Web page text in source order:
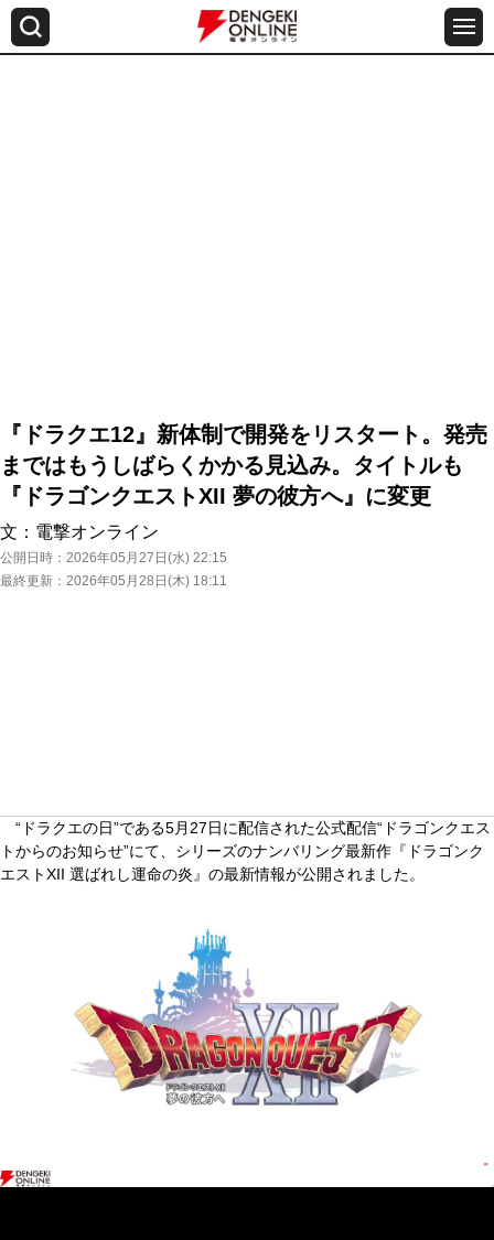
『ドラクエ12』新体制で開発をリスタート。発売
まではもうしばらくかかる見込み。タイトルも
『ドラゴンクエストXII 夢の彼方へ』に変更
文： 電撃オンライン
公開日時： 2026年05月27日(水) 22:15
最終更新： 2026年05月28日(木) 18:11
“ドラクエの日”である5月27日に配信された公式配信“ドラゴンクエス
トからのお知らせ”にて、シリーズのナンバリング最新作『ドラゴンク
エストXII 選ばれし運命の炎』の最新情報が公開されました。